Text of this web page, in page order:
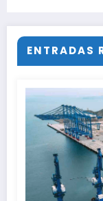
ENTRADAS